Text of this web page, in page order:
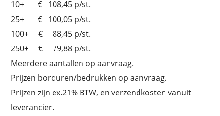
10+ € 108,45 p/st.
25+ € 100,05 p/st.
100+ € 88,45 p/st.
250+ € 79,88 p/st.
Meerdere aantallen op aanvraag.
Prijzen borduren/bedrukken op aanvraag.
Prijzen zijn ex.21% BTW, en verzendkosten vanuit
leverancier.